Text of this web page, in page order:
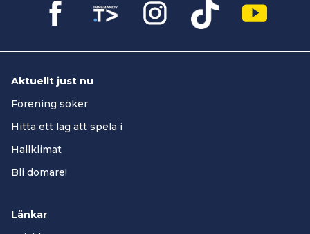
Aktuellt just nu
Förening söker
Hitta ett lag att spela i
Hallklimat
Bli domare!
Länkar